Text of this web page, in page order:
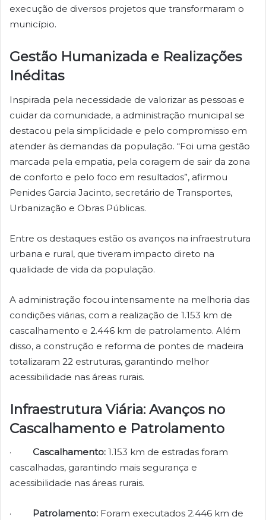
execução de diversos projetos que transformaram o
município.
Gestão Humanizada e Realizações
Inéditas
Inspirada pela necessidade de valorizar as pessoas e
cuidar da comunidade, a administração municipal se
destacou pela simplicidade e pelo compromisso em
atender às demandas da população. “Foi uma gestão
marcada pela empatia, pela coragem de sair da zona
de conforto e pelo foco em resultados”, afirmou
Penides Garcia Jacinto, secretário de Transportes,
Urbanização e Obras Públicas.
Entre os destaques estão os avanços na infraestrutura
urbana e rural, que tiveram impacto direto na
qualidade de vida da população.
A administração focou intensamente na melhoria das
condições viárias, com a realização de 1.153 km de
cascalhamento e 2.446 km de patrolamento. Além
disso, a construção e reforma de pontes de madeira
totalizaram 22 estruturas, garantindo melhor
acessibilidade nas áreas rurais.
Infraestrutura Viária: Avanços no
Cascalhamento e Patrolamento
· Cascalhamento: 1.153 km de estradas foram
cascalhadas, garantindo mais segurança e
acessibilidade nas áreas rurais.
· Patrolamento: Foram executados 2.446 km de